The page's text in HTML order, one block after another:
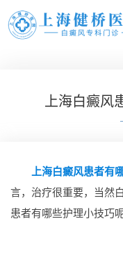
上海白癜风
上海白癜风患者有
言，治疗很重要，当然
患者有哪些护理小技巧